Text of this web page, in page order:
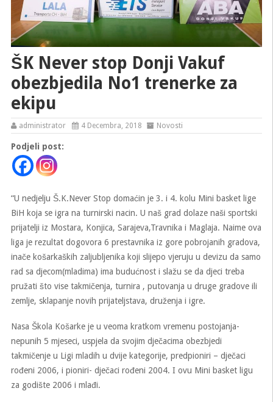
ŠK Never stop Donji Vakuf
obezbjedila No1 trenerke za
ekipu
administrator 4 Decembra, 2018 Novosti
Podjeli post:
“U nedjelju Š.K.Never Stop domaćin je 3. i 4. kolu Mini basket lige
BiH koja se igra na turnirski nacin. U naš grad dolaze naši sportski
prijatelji iz Mostara, Konjica, Sarajeva,Travnika i Maglaja. Naime ova
liga je rezultat dogovora 6 prestavnika iz gore pobrojanih gradova,
inače košarkaških zaljubljenika koji slijepo vjeruju u devizu da samo
rad sa djecom(mladima) ima budućnost i slažu se da djeci treba
pružati što vise takmičenja, turnira , putovanja u druge gradove ili
zem lje, sklapanje novih prijateljstava, druženja i igre.
Nasa Škola Košarke je u veoma kratkom vremenu postojanja-
nepunih 5 mjeseci, uspjela da svojim dječacima obezbjedi
takmičenje u Ligi mladih u dvije kategorije, predpioniri – dječaci
rođeni 2006, i pioniri- dječaci rođeni 2004. I ovu Mini basket ligu
za godište 2006 i mlađi.